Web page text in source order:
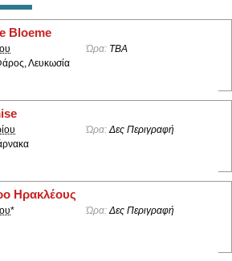
Bloeme
Ώρα: TBA
Λευκωσία
Ώρα:Δες Περιγραφή
Ηρακλέους
* Ώρα:Δες Περιγραφή